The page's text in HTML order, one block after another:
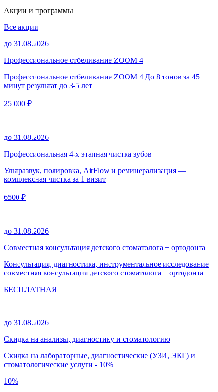
Акции и программы
Все акции
до 31.08.2026
Профессиональное отбеливание ZOOM 4
Профессиональное отбеливание ZOOM 4 До 8 тонов за 45
минут результат до 3-5 лет
25 000 ₽
до 31.08.2026
Профессиональная 4-х этапная чистка зубов
Ультразвук, полировка, AirFlow и реминерализация —
комплексная чистка за 1 визит
6500 ₽
до 31.08.2026
Совместная консультация детского стоматолога + ортодонта
Консультация, диагностика, инструментальное исследование
совместная консультация детского стоматолога + ортодонта
БЕСПЛАТНАЯ
до 31.08.2026
Скидка на анализы, диагностику и стоматологию
Скидка на лабораторные, диагностические (УЗИ, ЭКГ) и
стоматологические услуги - 10%
10%